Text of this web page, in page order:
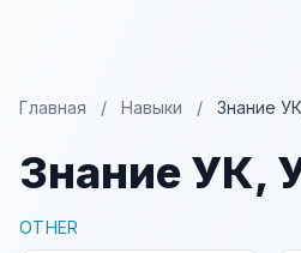
Главная / Навыки / Знание
Знание УК,
OTHER